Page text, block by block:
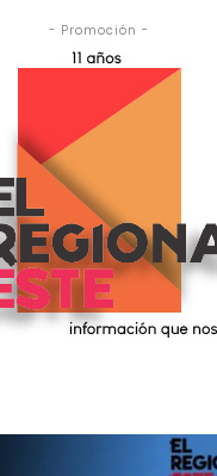
- Promoción -